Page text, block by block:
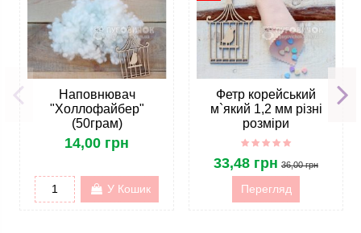
Наповнювач
"Холлофайбер"
(50грам)
14,00 грн
У Кошик
Фетр корейський
м`який 1,2 мм різні
розміри
33,48 грн 36,00 грн
Перегляд